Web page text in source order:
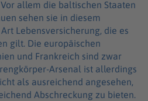
allem die baltischen Staaten
sehen sie in diesem
Lebensversicherung, die es
gilt. Die europäischen
und Frankreich sind zwar
Arsenal ist allerdings
als ausreichend angesehen,
Abschreckung zu bieten.